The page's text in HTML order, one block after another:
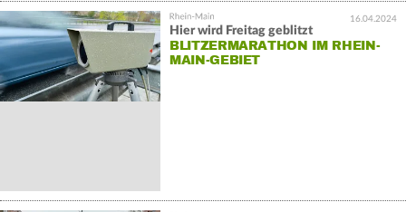
16.04.2024
Hier wird Freitag geblitzt
BLITZERMARATHON IM RHEIN-
MAIN-GEBIET